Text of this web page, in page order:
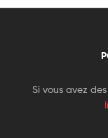
Si vous avez